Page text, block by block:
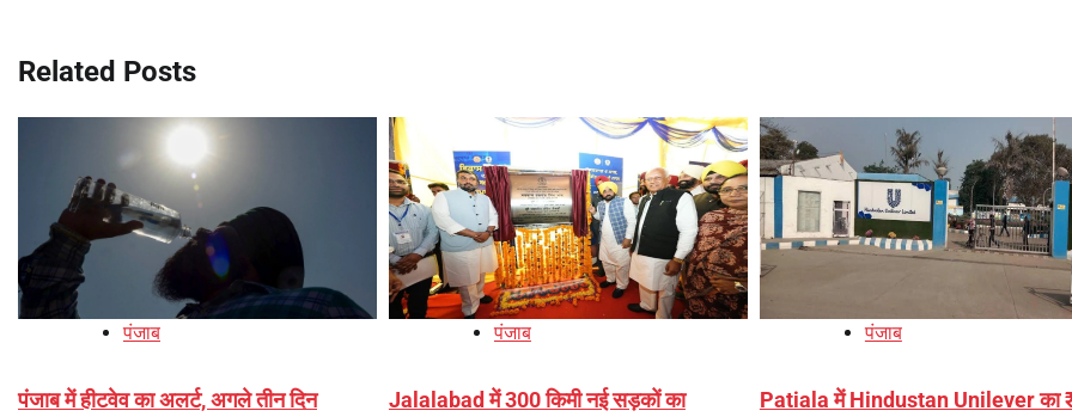
Related Posts
पंजाब
पंजाब में हीटवेव का अलर्ट, अगले तीन दिन
पंजाब
Jalalabad में 300 किमी नई सड़कों का
पंजाब
Patiala में Hindustan Unilever का